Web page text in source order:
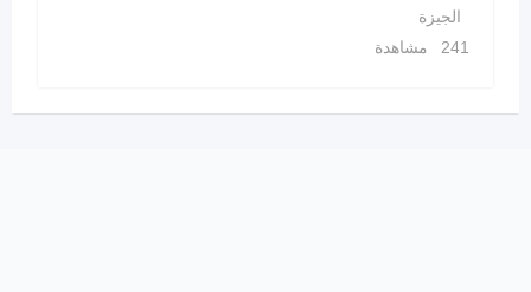
الجيزة
241 مشاهدة